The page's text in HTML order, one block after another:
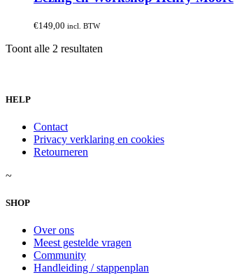
€149,00 incl. BTW
Toont alle 2 resultaten
HELP
Contact
Privacy verklaring en cookies
Retourneren
~
SHOP
Over ons
Meest gestelde vragen
Community
Handleiding / stappenplan